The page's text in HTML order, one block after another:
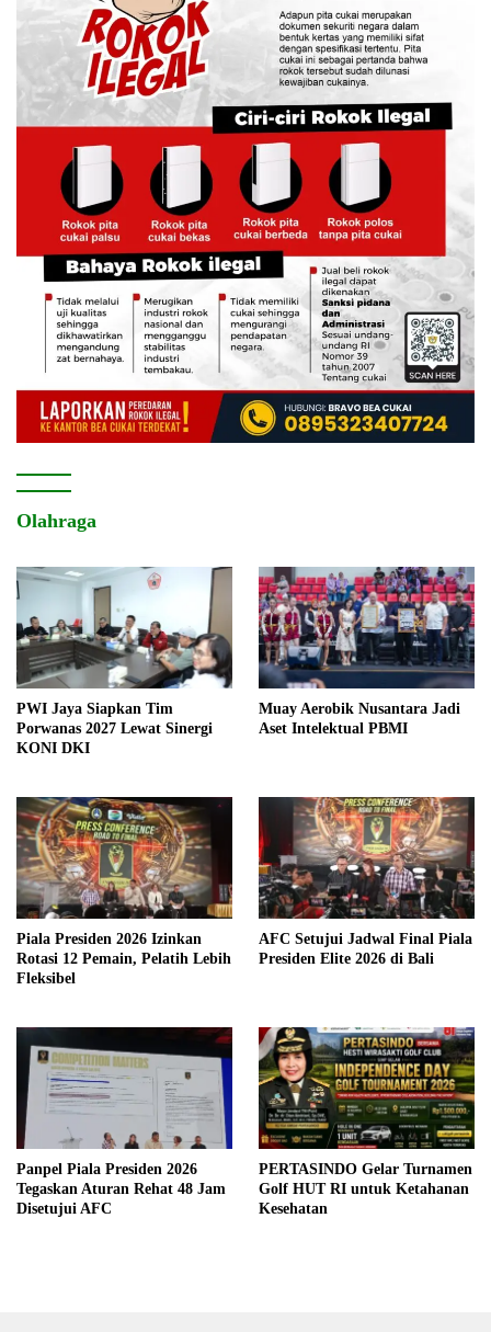
Olahraga
PWI Jaya Siapkan Tim
Porwanas 2027 Lewat Sinergi
KONI DKI
Muay Aerobik Nusantara Jadi
Aset Intelektual PBMI
Piala Presiden 2026 Izinkan
Rotasi 12 Pemain, Pelatih Lebih
Fleksibel
AFC Setujui Jadwal Final Piala
Presiden Elite 2026 di Bali
Panpel Piala Presiden 2026
Tegaskan Aturan Rehat 48 Jam
Disetujui AFC
PERTASINDO Gelar Turnamen
Golf HUT RI untuk Ketahanan
Kesehatan